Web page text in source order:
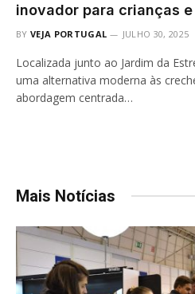
inovador para crianças e
BY VEJA PORTUGAL JULHO 30, 2025
Localizada junto ao Jardim da
uma alternativa moderna às
abordagem centrada…
Mais Notícias